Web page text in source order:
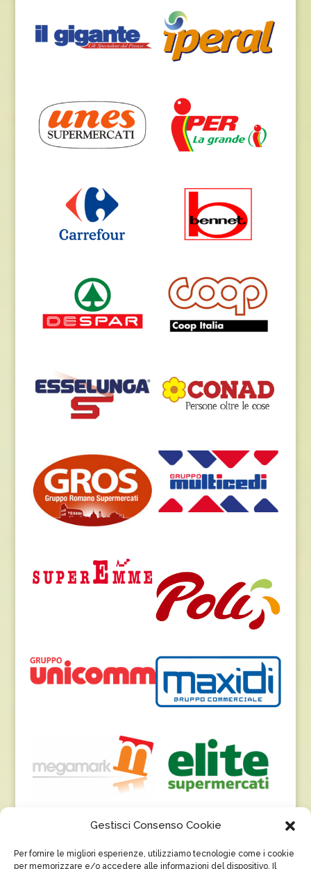
Gestisci Consenso Cookie
Per fornire le migliori esperienze, utilizziamo tecnologie come i cookie
per memorizzare e/o accedere alle informazioni del dispositivo. Il